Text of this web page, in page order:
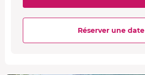
Réserver une date